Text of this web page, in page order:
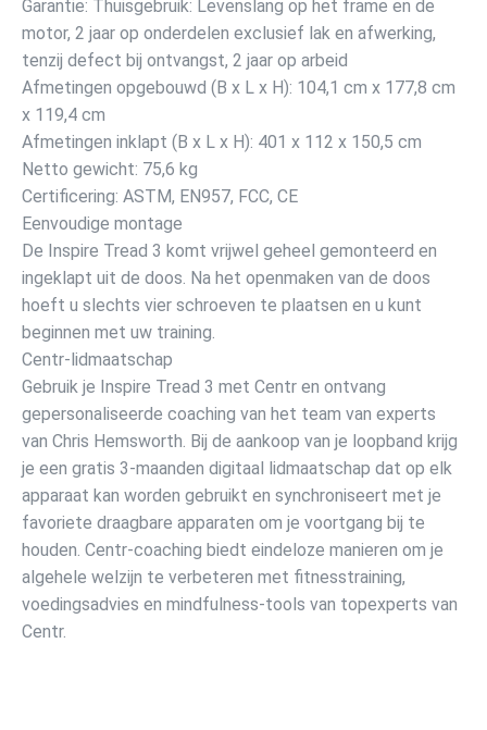
Garantie: Thuisgebruik: Levenslang op het frame en de
motor, 2 jaar op onderdelen exclusief lak en afwerking,
tenzij defect bij ontvangst, 2 jaar op arbeid
Afmetingen opgebouwd (B x L x H): 104,1 cm x 177,8 cm
x 119,4 cm
Afmetingen inklapt (B x L x H): 401 x 112 x 150,5 cm
Netto gewicht: 75,6 kg
Certificering: ASTM, EN957, FCC, CE
Eenvoudige montage
De Inspire Tread 3 komt vrijwel geheel gemonteerd en
ingeklapt uit de doos. Na het openmaken van de doos
hoeft u slechts vier schroeven te plaatsen en u kunt
beginnen met uw training.
Centr-lidmaatschap
Gebruik je Inspire Tread 3 met Centr en ontvang
gepersonaliseerde coaching van het team van experts
van Chris Hemsworth. Bij de aankoop van je loopband krijg
je een gratis 3-maanden digitaal lidmaatschap dat op elk
apparaat kan worden gebruikt en synchroniseert met je
favoriete draagbare apparaten om je voortgang bij te
houden. Centr-coaching biedt eindeloze manieren om je
algehele welzijn te verbeteren met fitnesstraining,
voedingsadvies en mindfulness-tools van topexperts van
Centr.